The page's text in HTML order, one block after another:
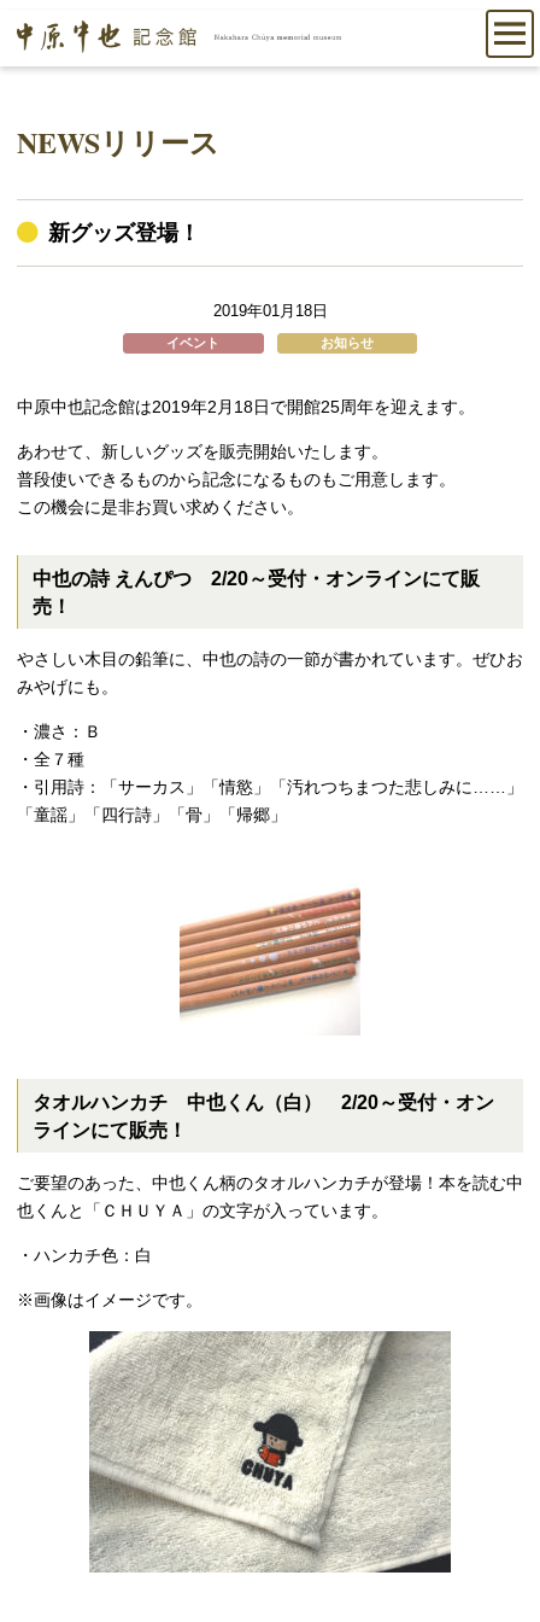
NEWSリリース
新グッズ登場！
2019年01月18日
イベント お知らせ
中原中也記念館は2019年2月18日で開館25周年を迎えます。
あわせて、新しいグッズを販売開始いたします。
普段使いできるものから記念になるものもご用意します。
この機会に是非お買い求めください。
中也の詩 えんぴつ 2/20～受付・オンラインにて販
売！
やさしい木目の鉛筆に、中也の詩の一節が書かれています。ぜひお
みやげにも。
・濃さ：Ｂ
・全７種
・引用詩：「サーカス」「情慾」「汚れつちまつた悲しみに……」
「童謡」「四行詩」「骨」「帰郷」
タオルハンカチ 中也くん（白） 2/20～受付・オン
ラインにて販売！
ご要望のあった、中也くん柄のタオルハンカチが登場！本を読む中
也くんと「ＣＨＵＹＡ」の文字が入っています。
・ハンカチ色：白
※画像はイメージです。